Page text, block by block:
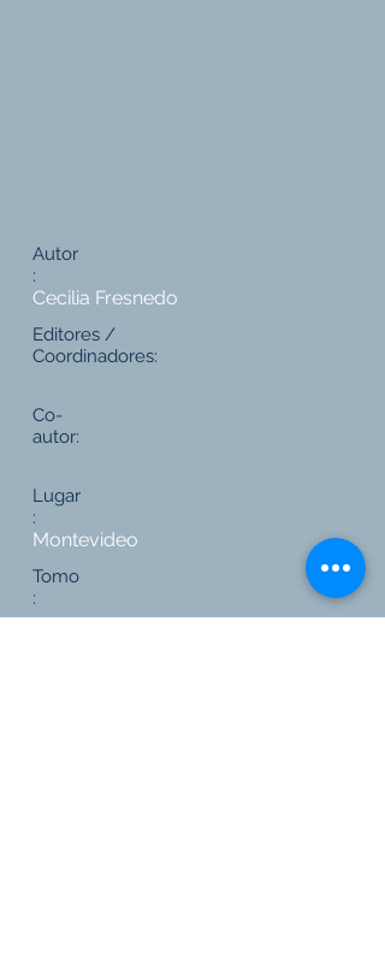
Autor
:
Cecilia Fresnedo
Editores /
Coordinadores:
Co-
autor:
Lugar
:
Montevideo
Tomo
: